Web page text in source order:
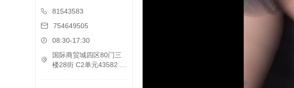
81543583
754649505
08:30-17:30
国际商贸城四区80门三
楼28街 C2单元43582 43